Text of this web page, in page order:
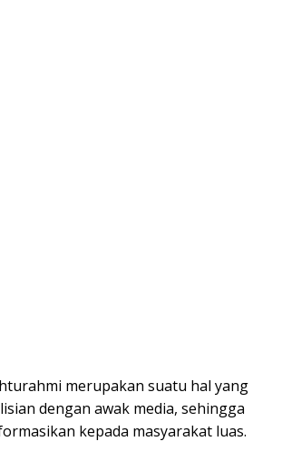
merupakan suatu hal yang
dengan awak media, sehingga
kepada masyarakat luas.